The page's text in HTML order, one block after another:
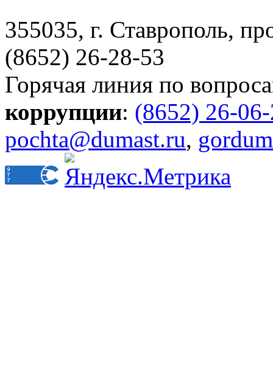
355035, г. Ставрополь,
(8652) 26-28-53
Горячая линия по
коррупции: (8652) 26-
pochta@dumast.ru,